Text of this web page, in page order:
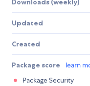
Downloads (weekly)
Updated
Created
Package score learn
Package Security